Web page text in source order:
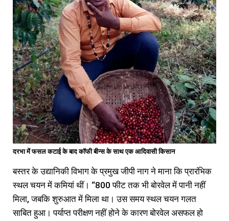
दरभा में फसल कटाई के बाद कॉफी बीन्स के साथ एक आदिवासी किसान
बस्तर के उद्यानिकी विभाग के प्रमुख जीपी नाग ने माना कि प्रारंभिक
स्थल चयन में कमियां थीं। “800 फीट तक भी बोरवेल में पानी नहीं
मिला, जबकि शुरुआत में मिला था। उस समय स्थल चयन गलत
साबित हुआ। पर्याप्त परीक्षण नहीं होने के कारण बोरवेल असफल हो